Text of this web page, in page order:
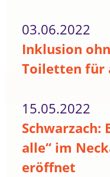
03.06.2022
Inklusion
Toiletten für
15.05.2022
Schwarzach:
alle“ im
eröffnet